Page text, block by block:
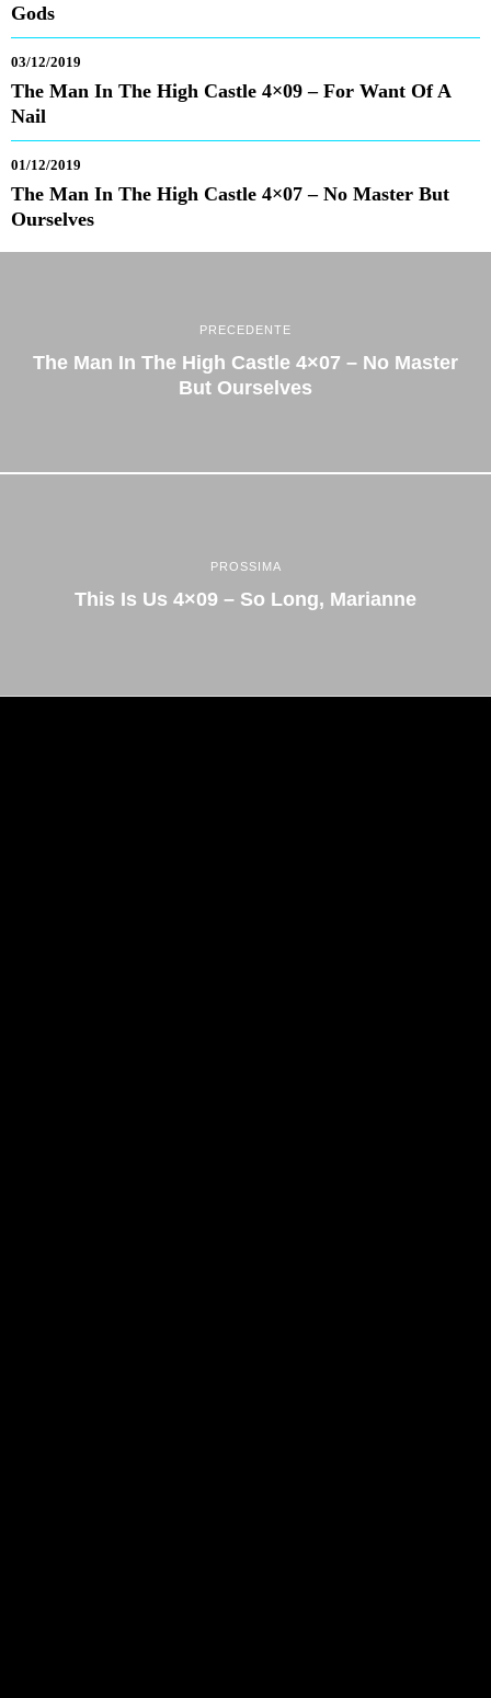
Gods
03/12/2019
The Man In The High Castle 4×09 – For Want Of A
Nail
01/12/2019
The Man In The High Castle 4×07 – No Master But
Ourselves
PRECEDENTE
The Man In The High Castle 4×07 – No Master
But Ourselves
PROSSIMA
This Is Us 4×09 – So Long, Marianne